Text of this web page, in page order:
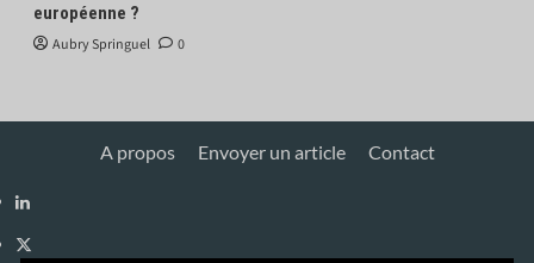
européenne ?
Aubry Springuel 0
A propos Envoyer un article Contact
Linkedin
X